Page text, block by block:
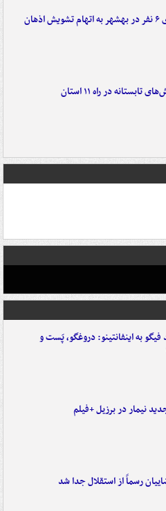
دستگیری ۶ نفر در بهشهر به اتهام تشویش اذهان
تابستانه در راه ۱۱ استان
فیگو به اینفانتینو: دروغگو، پَست‌ و
نیمار در برزیل +فیلم
رسماً از استقلال جدا شد